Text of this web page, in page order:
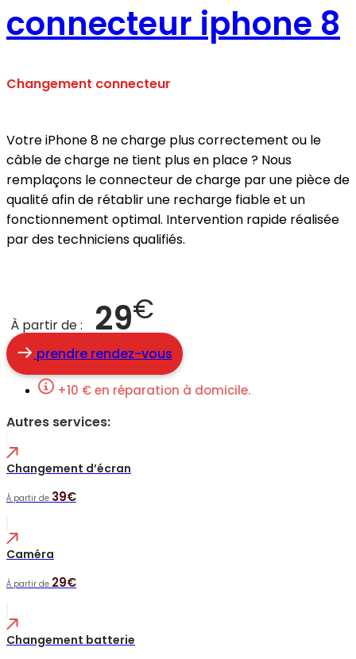
connecteur iphone 8
Changement connecteur
Votre iPhone 8 ne charge plus correctement ou le
câble de charge ne tient plus en place ? Nous
remplaçons le connecteur de charge par une pièce de
qualité afin de rétablir une recharge fiable et un
fonctionnement optimal. Intervention rapide réalisée
par des techniciens qualifiés.
À partir de : 29€
prendre rendez-vous
+10 € en réparation à domicile.
Autres services:
Changement d’écran
À partir de 39€
Caméra
À partir de 29€
Changement batterie